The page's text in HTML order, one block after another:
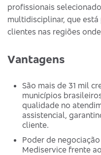
profissionais
multidisciplinar, que
clientes nas regiões
Vantagens
São mais de 31 mil
municípios
qualidade no
assistencial,
cliente.
Poder de
Mediservice frente